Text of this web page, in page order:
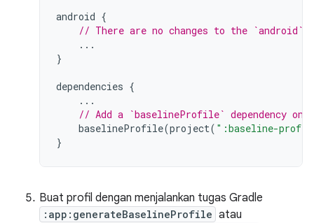
android {
// There are no changes to the `android`
...
}
dependencies {
...
// Add a `baselineProfile` dependency
baselineProfile(project( ":baseline-
}
Buat profil dengan menjalankan tugas Gradle
:app:generateBaselineProfile atau